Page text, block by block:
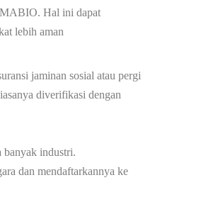
Hal ini dapat
lebih aman
jaminan sosial atau pergi
diverifikasi dengan
banyak industri.
dan mendaftarkannya ke